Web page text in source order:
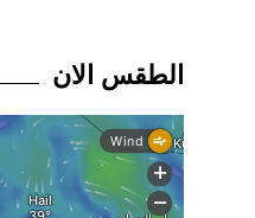
الطقس الان